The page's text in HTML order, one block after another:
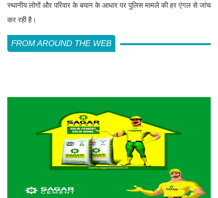
स्थानीय लोगों और परिवार के बयान के आधार पर पुलिस मामले की हर एंगल से जांच
कर रही है।
FROM AROUND THE WEB